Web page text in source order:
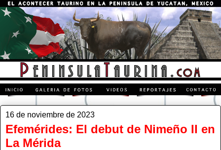
16 de noviembre de 2023
Efemérides: El debut de Nimeño II en
La Mérida